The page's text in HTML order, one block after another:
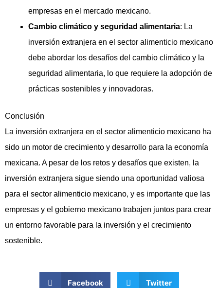
empresas en el mercado mexicano.
Cambio climático y seguridad alimentaria: La
inversión extranjera en el sector alimenticio mexicano
debe abordar los desafíos del cambio climático y la
seguridad alimentaria, lo que requiere la adopción de
prácticas sostenibles y innovadoras.
Conclusión
La inversión extranjera en el sector alimenticio mexicano ha
sido un motor de crecimiento y desarrollo para la economía
mexicana. A pesar de los retos y desafíos que existen, la
inversión extranjera sigue siendo una oportunidad valiosa
para el sector alimenticio mexicano, y es importante que las
empresas y el gobierno mexicano trabajen juntos para crear
un entorno favorable para la inversión y el crecimiento
sostenible.
Facebook Twitter